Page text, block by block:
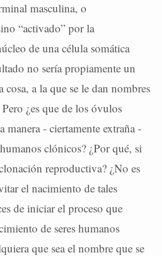
masculina, o
“activado” por la
de una célula somática
no sería propiamente un
a la que se le dan nombres
¿es que de los óvulos
manera - ciertamente extraña -
clónicos? ¿Por qué, si
reproductiva? ¿No es
el nacimiento de tales
de iniciar el proceso que
de seres humanos
que sea el nombre que se